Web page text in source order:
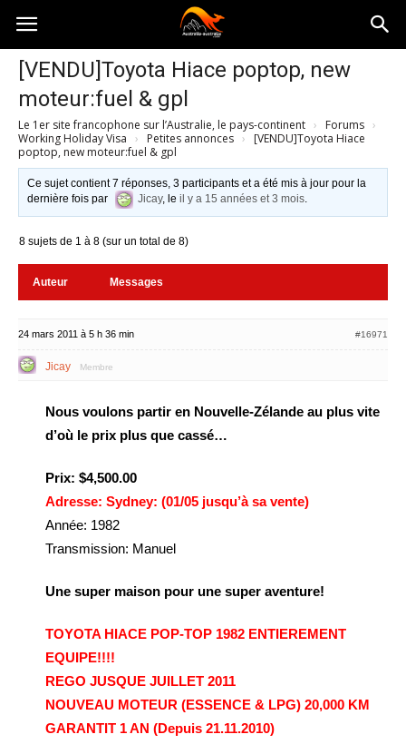
Australia-
australie.com
[VENDU]Toyota Hiace poptop, new
moteur:fuel & gpl
Le 1er site francophone sur l’Australie, le pays-continent › Forums ›
Working Holiday Visa › Petites annonces ›
[VENDU]Toyota Hiace
poptop, new moteur:fuel & gpl
Ce sujet contient 7 réponses, 3 participants et a été mis à jour pour la
dernière fois par
Jicay, leil y a 15 années et 3 mois.
8 sujets de 1 à 8 (sur un total de 8)
Auteur Messages
24 mars 2011 à 5 h 36 min #16971
Jicay Membre
Nous voulons partir en Nouvelle-Zélande au plus vite
d’où le prix plus que cassé…
Prix: $4,500.00
Adresse: Sydney: (01/05 jusqu’à sa vente)
Année: 1982
Transmission: Manuel
Une super maison pour une super aventure!
TOYOTA HIACE POP-TOP 1982 ENTIEREMENT
EQUIPE!!!!
REGO JUSQUE JUILLET 2011
NOUVEAU MOTEUR (ESSENCE & LPG) 20,000 KM
GARANTIT 1 AN (Depuis 21.11.2010)